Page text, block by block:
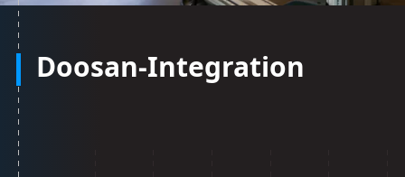
Doosan-Integration